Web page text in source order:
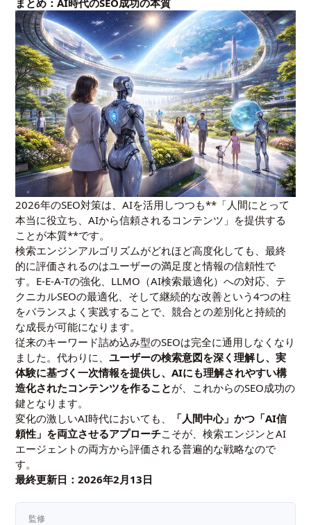
まとめ：AI時代のSEO成功の本質
2026年のSEO対策は、AIを活用しつつも**「人間にとって
本当に役立ち、AIから信頼されるコンテンツ」を提供する
ことが本質**です。
検索エンジンアルゴリズムがどれほど高度化しても、最終
的に評価されるのはユーザーの満足度と情報の信頼性で
す。E-E-A-Tの強化、LLMO（AI検索最適化）への対応、テ
クニカルSEOの最適化、そして継続的な改善という4つの柱
をバランスよく実践することで、競合との差別化と持続的
な成長が可能になります。
従来のキーワード詰め込み型のSEOは完全に通用しなくなり
ました。代わりに、ユーザーの検索意図を深く理解し、実
体験に基づく一次情報を提供し、AIにも理解されやすい構
造化されたコンテンツを作ることが、これからのSEO成功の
鍵となります。
変化の激しいAI時代においても、
「人間中心」かつ「AI信
頼性」を両立させるアプローチこそが、検索エンジンとAI
エージェントの両方から評価される普遍的な戦略なので
す。
最終更新日：2026年2月13日
監修